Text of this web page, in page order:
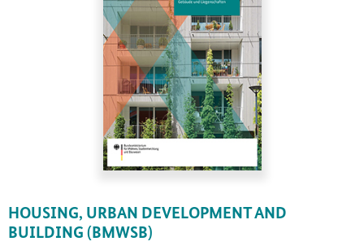
HOUSING, URBAN DEVELOPMENT AND
BUILDING (BMWSB)